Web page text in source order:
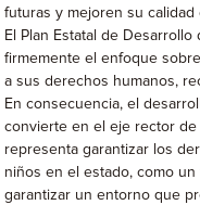
futuras y mejoren su calidad
El Plan Estatal de
firmemente el enfoque
a sus derechos humanos,
En consecuencia, el
convierte en el eje rector
representa garantizar los
niños en el estado, como
garantizar un entorno que